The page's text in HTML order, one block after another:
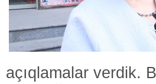
açıqlamalar verdik.